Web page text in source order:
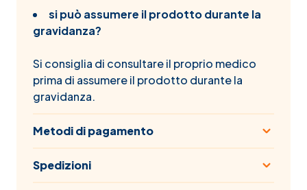
si può assumere il prodotto durante la
gravidanza?
Si consiglia di consultare il proprio medico
prima di assumere il prodotto durante la
gravidanza.
Metodi di pagamento
Spedizioni